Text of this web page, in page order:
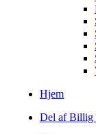
Hjem
Del af Billig